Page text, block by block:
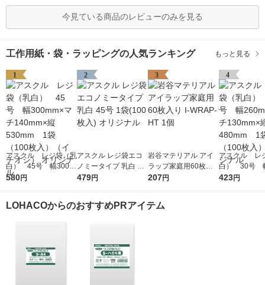
今見ている商品のレビューのみを見る
工作用紙・袋・ラッピングの人気ランキング もっと見る
1
アスクル レジ袋（乳
白） 45号 幅300m
m×マチ140mm×縦53
リジナル
580円
2
アスクル レジ袋エコ
ノミータイプ 乳白 45
号 1袋(100枚入) オリ
479円
3
岩谷マテリアル アイ
ラップ家庭用60枚入
り I-WRAP-HT 1個
207円
4
アスクル レ
白） 30号
m×マチ
423円
LOHACOからのおすすめPRアイテム